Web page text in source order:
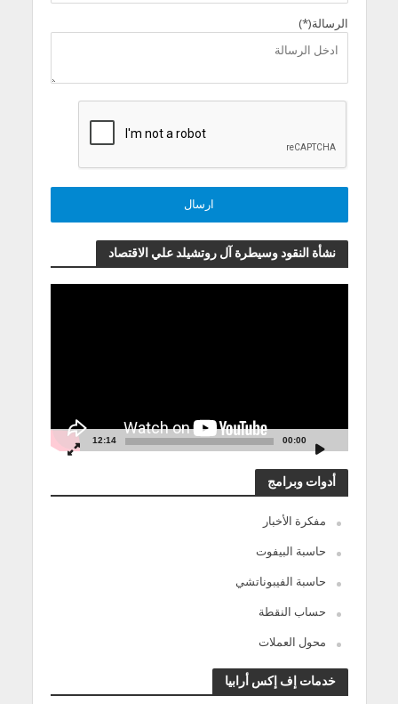
الرسالة(*)
نشأة النقود وسيطرة آل روتشيلد علي الاقتصاد
00:00
12:14
أدوات وبرامج
مفكرة الأخبار
حاسبة البيفوت
حاسبة الفيبوناتشي
حساب النقطة
محول العملات
خدمات إف إكس أرابيا